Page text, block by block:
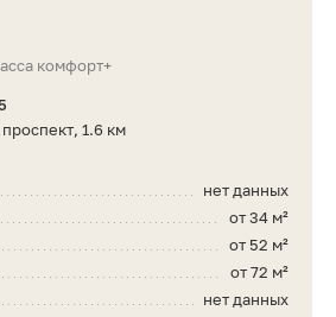
комфорт+
1.6 км
нет данных
от 34 м²
от 52 м²
от 72 м²
нет данных